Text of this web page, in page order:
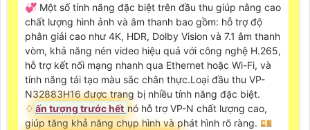
💞 Một số tính năng đặc biệt trên đầu thu giúp nâng cao
chất lượng hình ảnh và âm thanh bao gồm: hỗ trợ độ
phân giải cao như 4K, HDR, Dolby Vision và 7.1 âm thanh
vòm, khả năng nén video hiệu quả với công nghệ H.265,
hỗ trợ kết nối mạng nhanh qua Ethernet hoặc Wi-Fi, và
tính năng tái tạo màu sắc chân thực.Loại đầu thu VP-
N32883H16 được trang bị nhiều tính năng đặc biệt.
♢ ấn tượng trước hết nó hỗ trợ VP-N chất lượng cao,
giúp tăng khả năng chụp hình và phát hình rõ ràng. 💴